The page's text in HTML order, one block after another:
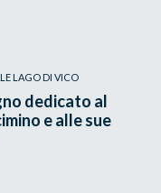
LAGO DI VICO
dedicato al
e alle sue